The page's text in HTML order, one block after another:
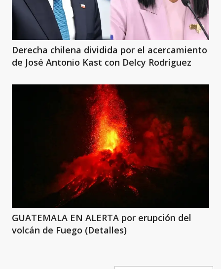
Derecha chilena dividida por el acercamiento
de José Antonio Kast con Delcy Rodríguez
GUATEMALA EN ALERTA por erupción del
volcán de Fuego (Detalles)